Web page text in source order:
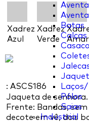
Batas
Calças
Pólos
Saias
Industrial
Xadrez
Azul
Xadrez
Verde
: ASCS186
Jaqueta de senhora.
Frente: Bandas,
decote em vê, dois